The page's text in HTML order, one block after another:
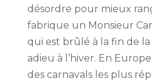
désordre pour mieux
fabrique un Monsieur
qui est brûlé à la fin de
adieu à l’hiver. En
des carnavals les plus